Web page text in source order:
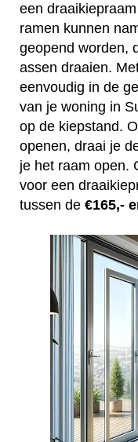
een
ramen kunnen
geopend worden,
assen draaien.
eenvoudig in de
van je woning in
op de kiepstand.
openen, draai je
je het raam open.
voor een
tussen de €165,-